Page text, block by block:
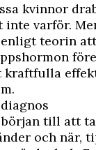
kvinnor
inte varför.
teorin
början till att
och när,